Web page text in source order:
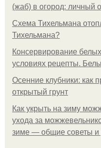
(жаб) в огород: личный
Схема Тихельмана
Тихельмана?
Консервирование
условиях рецепты.
Осенние клубники: как
открытый грунт
Как укрыть на зиму
ухода за
зиме — общие советы и